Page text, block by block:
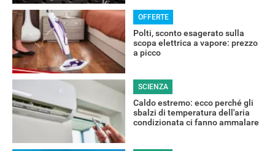
OFFERTE
Polti, sconto esagerato sulla
scopa elettrica a vapore: prezzo
a picco
SCIENZA
Caldo estremo: ecco perché gli
sbalzi di temperatura dell'aria
condizionata ci fanno ammalare